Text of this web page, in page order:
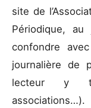
site de
Périodique, au
confondre
journalière de
lecteur y
associations…).